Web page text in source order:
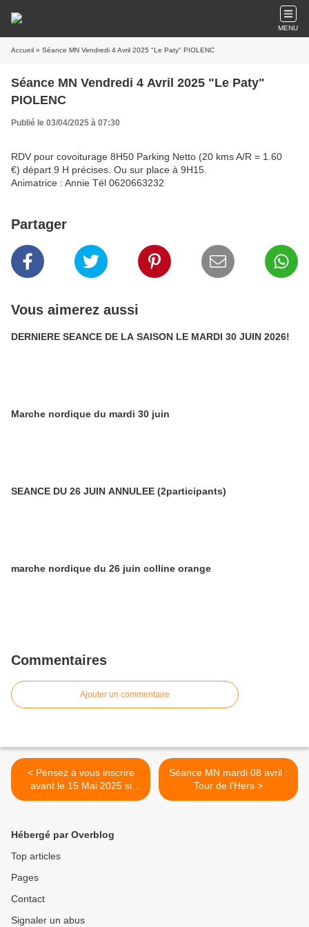
MENU
Accueil » Séance MN Vendredi 4 Avril 2025 "Le Paty" PIOLENC
Séance MN Vendredi 4 Avril 2025 "Le Paty"
PIOLENC
Publié le 03/04/2025 à 07:30
RDV pour covoiturage 8H50 Parking Netto (20 kms A/R = 1.60
€) départ 9 H précises. Ou sur place à 9H15.
Animatrice : Annie Tél 0620663232
Partager
Vous aimerez aussi
DERNIERE SEANCE DE LA SAISON LE MARDI 30 JUIN 2026!
Marche nordique du mardi 30 juin
SEANCE DU 26 JUIN ANNULEE (2participants)
marche nordique du 26 juin colline orange
Commentaires
Ajouter un commentaire
< Pensez à vous inscrire
avant le 15 Mai 2025 si
vous souhaitez participer à
Séance MN mardi 08 avril :
Tour de l'Hers >
Hébergé par Overblog
Top articles
Pages
Contact
Signaler un abus